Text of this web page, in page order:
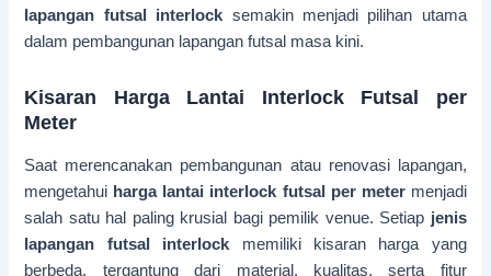
lapangan futsal interlock semakin menjadi pilihan utama
dalam pembangunan lapangan futsal masa kini.
Kisaran Harga Lantai Interlock Futsal per
Meter
Saat merencanakan pembangunan atau renovasi lapangan,
mengetahui harga lantai interlock futsal per metermenjadi
salah satu hal paling krusial bagi pemilik venue. Setiap jenis
lapangan futsal interlock memiliki kisaran harga yang
berbeda, tergantung dari material, kualitas, serta fitur